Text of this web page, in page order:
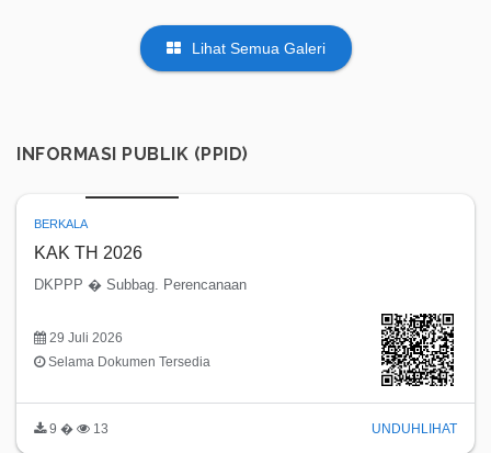
Lihat Semua Galeri
INFORMASI PUBLIK (PPID)
BERKALA
KAK TH 2026
DKPPP � Subbag. Perencanaan
29 Juli 2026
Selama Dokumen Tersedia
9 � 13 UNDUH LIHAT